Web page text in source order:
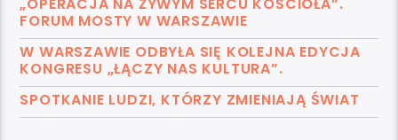
FORUM MOSTY W WARSZAWIE
W WARSZAWIE ODBYŁA SIĘ KOLEJNA EDYCJA
KONGRESU „ŁĄCZY NAS KULTURA”.
SPOTKANIE LUDZI, KTÓRZY ZMIENIAJĄ ŚWIAT